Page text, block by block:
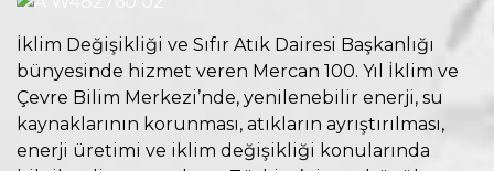
İklim Değişikliği ve Sıfır Atık Dairesi Başkanlığı
bünyesinde hizmet veren Mercan 100. Yıl İklim ve
Çevre Bilim Merkezi’nde, yenilenebilir enerji, su
kaynaklarının korunması, atıkların ayrıştırılması,
enerji üretimi ve iklim değişikliği konularında